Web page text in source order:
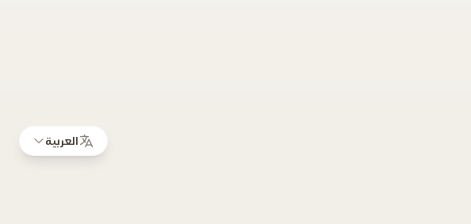
العربية